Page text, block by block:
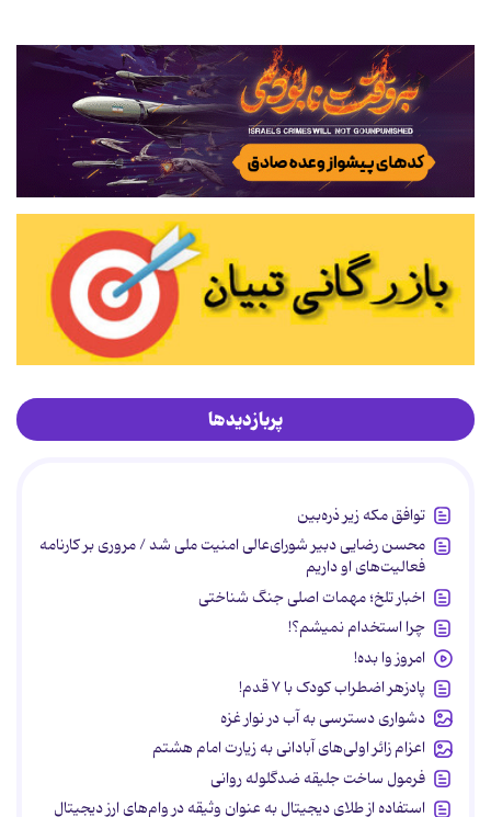
پربازدیدها
توافق مکه زیر ذره‌بین
محسن رضایی دبیر شورای‌عالی امنیت ملی شد / مروری بر کارنامه
فعالیت‌های او داریم
اخبار تلخ؛ مهمات اصلی جنگ شناختی
چرا استخدام نمیشم؟!
امروز وا بده!
پادزهر اضطراب کودک با ۷ قدم!
دشواری دسترسی به آب در نوار غزه
اعزام زائر اولی‌های آبادانی به زیارت امام هشتم
فرمول ساخت جلیقه ضدگلوله روانی
استفاده از طلای دیجیتال به عنوان وثیقه در وام‌های ارز دیجیتال